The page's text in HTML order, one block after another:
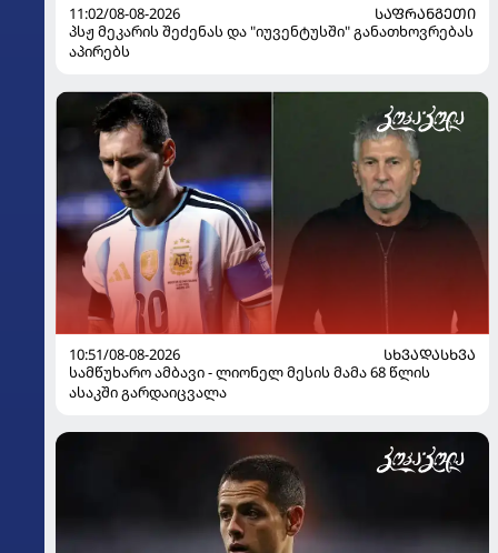
11:02/08-08-2026
ᲡᲐᲤᲠᲐᲜᲒᲔᲗᲘ
პსჟ მეკარის შეძენას და "იუვენტუსში" განათხოვრებას
აპირებს
10:51/08-08-2026
ᲡᲮᲕᲐᲓᲐᲡᲮᲕᲐ
სამწუხარო ამბავი - ლიონელ მესის მამა 68 წლის
ასაკში გარდაიცვალა